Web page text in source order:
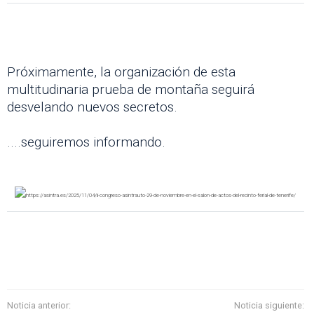
Próximamente, la organización de esta
multitudinaria prueba de montaña seguirá
desvelando nuevos secretos.
....seguiremos informando.
Noticia anterior: Noticia siguiente: